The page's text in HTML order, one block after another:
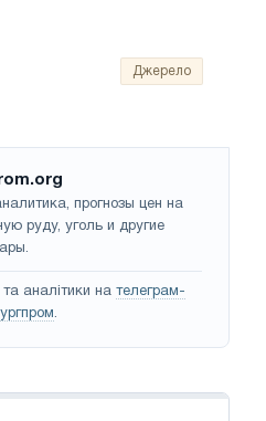
Джерело
прогнозы цен на
руду, уголь и другие
аналітики на телеграм-
.